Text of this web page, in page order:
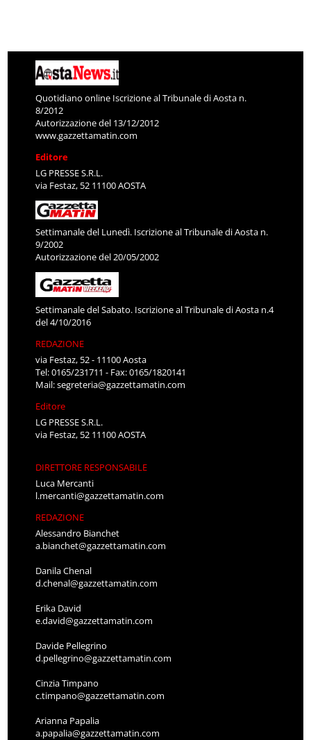
Quotidiano online Iscrizione al Tribunale di Aosta n.
8/2012
Autorizzazione del 13/12/2012
www.gazzettamatin.com
Editore
LG PRESSE S.R.L.
via Festaz, 52 11100 AOSTA
Settimanale del Lunedì. Iscrizione al Tribunale di Aosta n.
9/2002
Autorizzazione del 20/05/2002
Settimanale del Sabato. Iscrizione al Tribunale di Aosta n.4
del 4/10/2016
REDAZIONE
via Festaz, 52 - 11100 Aosta
Tel: 0165/231711 - Fax: 0165/1820141
Mail:segreteria@gazzettamatin.com
Editore
LG PRESSE S.R.L.
via Festaz, 52 11100 AOSTA
DIRETTORE RESPONSABILE
Luca Mercanti
l.mercanti@gazzettamatin.com
REDAZIONE
Alessandro Bianchet
a.bianchet@gazzettamatin.com
Danila Chenal
d.chenal@gazzettamatin.com
Erika David
e.david@gazzettamatin.com
Davide Pellegrino
d.pellegrino@gazzettamatin.com
Cinzia Timpano
c.timpano@gazzettamatin.com
Arianna Papalia
a.papalia@gazzettamatin.com